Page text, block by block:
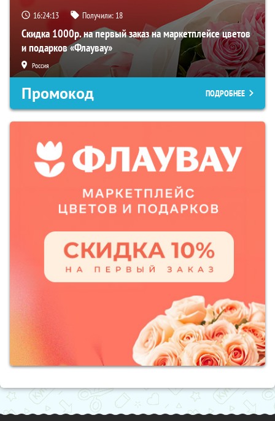
16:24:12 Получили: 18
Скидка 1000р. на первый заказ на маркетплейсе цветов
и подарков «Флаувау»
Россия
Промокод ПОДРОБНЕЕ